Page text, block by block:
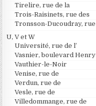
Tirelire, rue de la
Trois-Raisinets, rue des
Tronsson-Ducoudray, rue
U, V et W
Université, rue de l’
Vasnier, boulevard Henry
Vauthier-le-Noir
Venise, rue de
Verdun, rue de
Vesle, rue de
Villedommange, rue de